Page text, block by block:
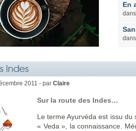
En
dans
dans
Indes
2011 - par Claire
Sur la route des Indes…
Le terme Ayurvéda est issu
« Veda », la connaissance.